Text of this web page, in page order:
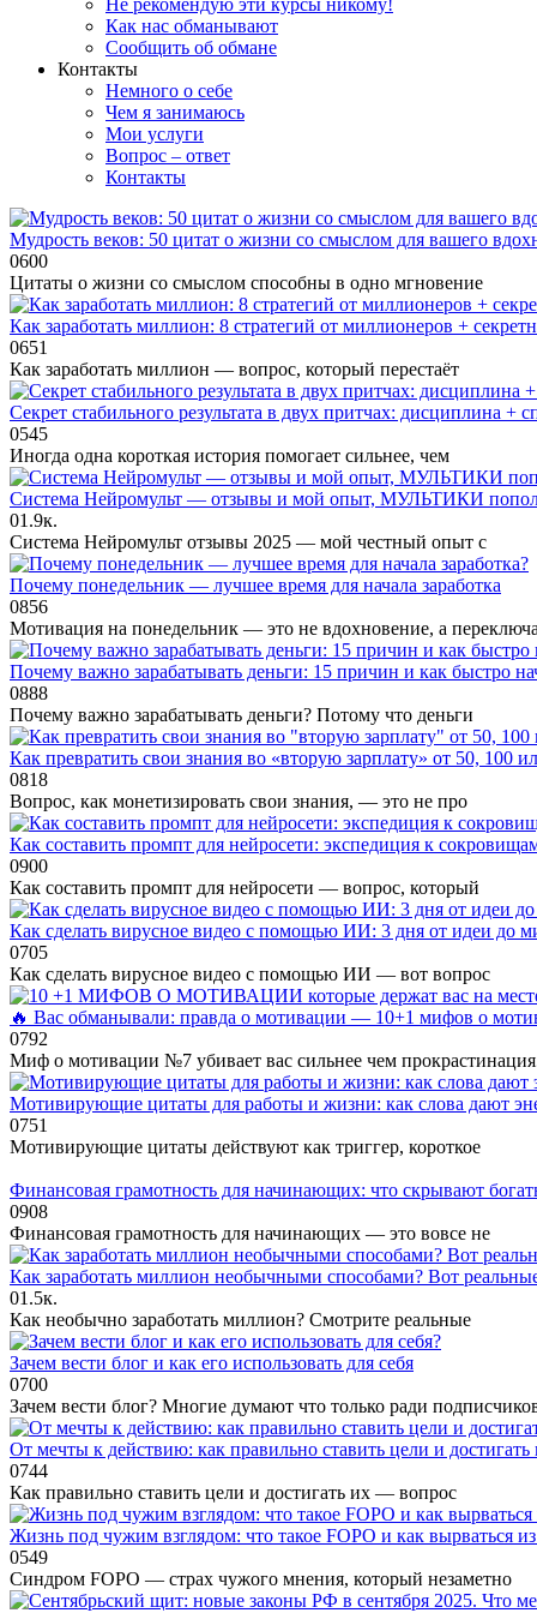
Не рекомендую эти курсы никому!
Как нас обманывают
Сообщить об обмане
Контакты
Немного о себе
Чем я занимаюсь
Мои услуги
Вопрос – ответ
Контакты
Мудрость веков: 50 цитат о жизни со смыслом для вашего
0600
Цитаты о жизни со смыслом способны в одно мгновение
Как заработать миллион: 8 стратегий от миллионеров +
0651
Как заработать миллион — вопрос, который перестаёт
Секрет стабильного результата в двух притчах: дисциплина +
0545
Иногда одна короткая история помогает сильнее, чем
Система Нейромульт — отзывы и мой опыт, МУЛЬТИКИ
01.9к.
Система Нейромульт отзывы 2025 — мой честный опыт с
Почему понедельник — лучшее время для начала заработка
0856
Мотивация на понедельник — это не вдохновение, а
Почему важно зарабатывать деньги: 15 причин и как быстро
0888
Почему важно зарабатывать деньги? Потому что деньги
Как превратить свои знания во «вторую зарплату» от 50, 100
0818
Вопрос, как монетизировать свои знания, — это не про
Как составить промпт для нейросети: экспедиция к
0900
Как составить промпт для нейросети — вопрос, который
Как сделать вирусное видео с помощью ИИ: 3 дня от идеи до
0705
Как сделать вирусное видео с помощью ИИ — вот вопрос
🔥 Вас обманывали: правда о мотивации — 10+1 мифов о
0792
Миф о мотивации №7 убивает вас сильнее чем
Мотивирующие цитаты для работы и жизни: как слова дают
0751
Мотивирующие цитаты действуют как триггер, короткое
Финансовая грамотность для начинающих: что скрывают
0908
Финансовая грамотность для начинающих — это вовсе не
Как заработать миллион необычными способами? Вот
01.5к.
Как необычно заработать миллион? Смотрите реальные
Зачем вести блог и как его использовать для себя
0700
Зачем вести блог? Многие думают что только ради
От мечты к действию: как правильно ставить цели и достигать
0744
Как правильно ставить цели и достигать их — вопрос
Жизнь под чужим взглядом: что такое FOPO и как вырваться
0549
Синдром FOPO — страх чужого мнения, который незаметно